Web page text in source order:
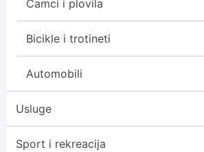
Čamci i plovila
Bicikle i trotineti
Automobili
Usluge
Sport i rekreacija